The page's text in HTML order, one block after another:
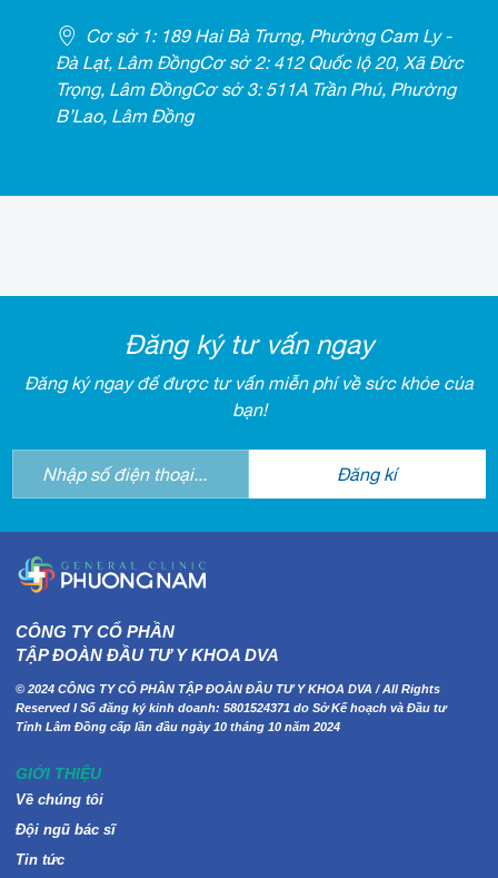
Cơ sở 1: 189 Hai Bà Trưng, Phường Cam Ly -
Đà Lạt, Lâm ĐồngCơ sở 2: 412 Quốc lộ 20, Xã Đức
Trọng, Lâm ĐồngCơ sở 3: 511A Trần Phú, Phường
B’Lao, Lâm Đồng
Đăng ký tư vấn ngay
Đăng ký ngay để được tư vấn miễn phí về sức khỏe của
bạn!
CÔNG TY CỔ PHẦN
TẬP ĐOÀN ĐẦU TƯ Y KHOA DVA
© 2024 CÔNG TY CỔ PHẦN TẬP ĐOÀN ĐẦU TƯ Y KHOA DVA / All Rights
Reserved I Số đăng ký kinh doanh: 5801524371 do Sở Kế hoạch và Đầu tư
Tỉnh Lâm Đồng cấp lần đầu ngày 10 tháng 10 năm 2024
GIỚI THIỆU
Về chúng tôi
Đội ngũ bác sĩ
Tin tức